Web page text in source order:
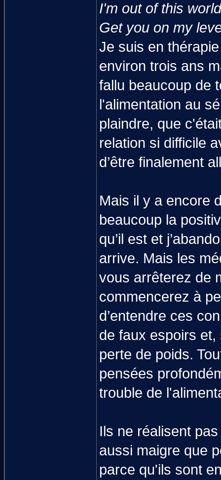
I'm out of this
Get you on my
Je suis en
environ trois ans
fallu beaucoup de
l'alimentation au
plaindre, que
relation si difficile
d’être finalement
Mais il y a encore
beaucoup la
qu’il est et
arrive. Mais les
vous arrêterez de
commencerez à
d’entendre ces
de faux espoirs et,
perte de poids.
pensées
trouble de
Ils ne réalisent
aussi maigre que
parce qu'ils sont